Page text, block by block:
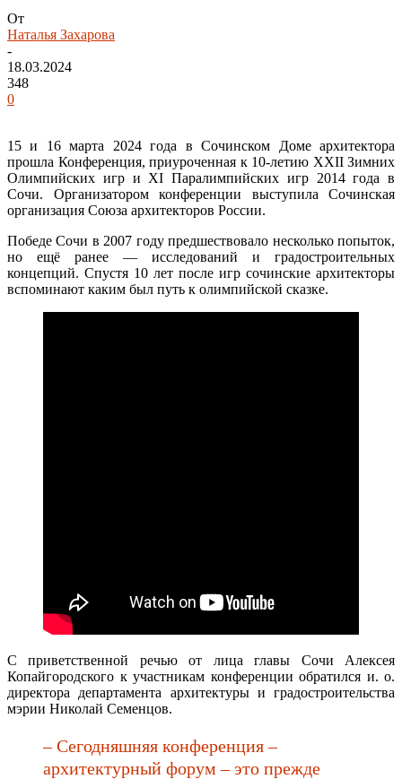
От
Наталья Захарова
-
18.03.2024
348
0
15 и 16 марта 2024 года в Сочинском Доме архитектора
прошла Конференция, приуроченная к 10-летию XXII Зимних
Олимпийских игр и ХI Паралимпийских игр 2014 года в
Сочи. Организатором конференции выступила Сочинская
организация Союза архитекторов России.
Победе Сочи в 2007 году предшествовало несколько попыток,
но ещё ранее — исследований и градостроительных
концепций. Спустя 10 лет после игр сочинские архитекторы
вспоминают каким был путь к олимпийской сказке.
С приветственной речью от лица главы Сочи Алексея
Копайгородского к участникам конференции обратился и. о.
директора департамента архитектуры и градостроительства
мэрии Николай Семенцов.
– Сегодняшняя конференция –
архитектурный форум – это прежде